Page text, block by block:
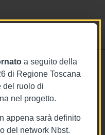
a seguito della
di Regione Toscana
del ruolo di
nel progetto.
appena sarà definito
del network Nbst.
articoli relativi